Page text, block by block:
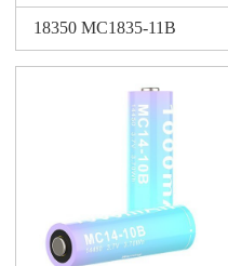
18350 MC1835-11B